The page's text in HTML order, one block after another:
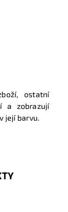
ostatní
a zobrazují
její barvu.